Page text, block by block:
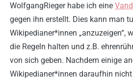
WolfgangRieger habe ich eine
gegen ihn erstellt. Dies kann man
Wikipedianer*innen „anzuzeigen“,
die Regeln halten und z.B.
von sich geben. Nachdem einige
Wikipedianer*innen daraufhin